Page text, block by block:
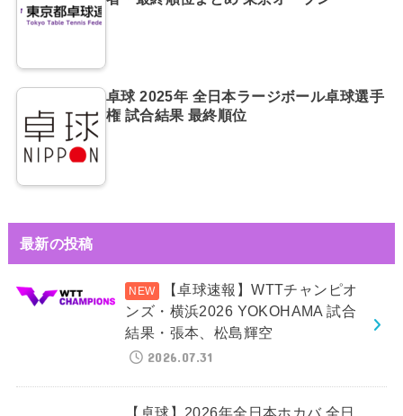
卓球 2025年 全日本ラージボール卓球選手
権 試合結果 最終順位
最新の投稿
【卓球速報】WTTチャンピオ
ンズ・横浜2026 YOKOHAMA 試合
結果・張本、松島輝空
2026.07.31
【卓球】2026年全日本ホカバ 全日